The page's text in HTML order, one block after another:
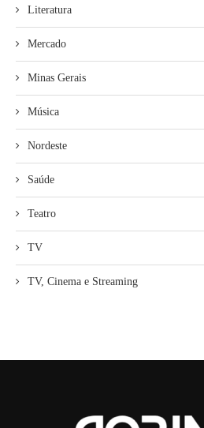
Literatura
Mercado
Minas Gerais
Música
Nordeste
Saúde
Teatro
TV
TV, Cinema e Streaming